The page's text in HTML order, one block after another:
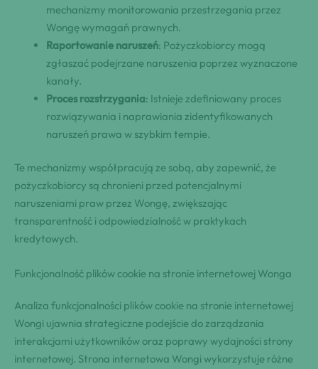
mechanizmy monitorowania przestrzegania przez
Wongę wymagań prawnych.
Raportowanie naruszeń: Pożyczkobiorcy mogą
zgłaszać podejrzane naruszenia poprzez wyznaczone
kanały.
Proces rozstrzygania: Istnieje zdefiniowany proces
rozwiązywania i naprawiania zidentyfikowanych
naruszeń prawa w szybkim tempie.
Te mechanizmy współpracują ze sobą, aby zapewnić, że
pożyczkobiorcy są chronieni przed potencjalnymi
naruszeniami praw przez Wongę, zwiększając
transparentność i odpowiedzialność w praktykach
kredytowych.
Funkcjonalność plików cookie na stronie internetowej Wonga
Analiza funkcjonalności plików cookie na stronie internetowej
Wongi ujawnia strategiczne podejście do zarządzania
interakcjami użytkowników oraz poprawy wydajności strony
internetowej. Strona internetowa Wongi wykorzystuje różne